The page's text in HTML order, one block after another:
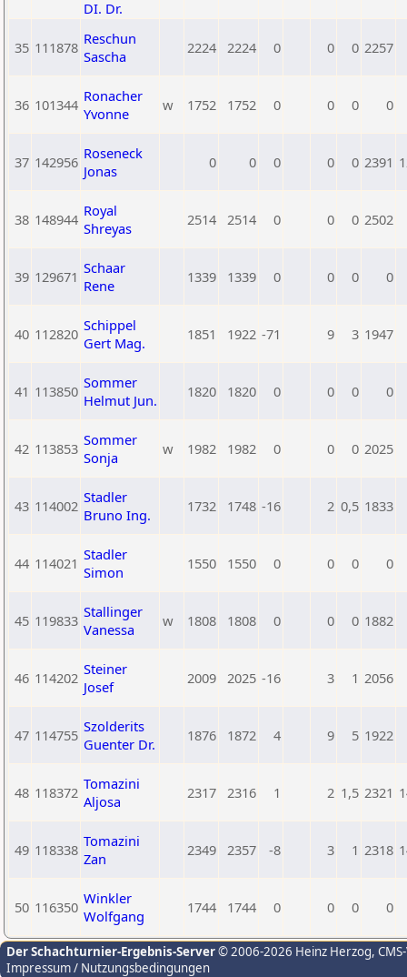
DI. Dr.
35 111878 Reschun
Sascha
2224 2224 0 0 0 2257
36 101344 Ronacher
Yvonne
w 1752 1752 0 0 0 0
37 142956 Roseneck
Jonas
0 0 0 0 0 2391
38 148944 Royal
Shreyas
2514 2514 0 0 0 2502
39 129671 Schaar
Rene
1339 1339 0 0 0 0
40 112820 Schippel
Gert Mag.
1851 1922 -71 9 3 1947
41 113850 Sommer
Helmut Jun.
1820 1820 0 0 0 0
42 113853 Sommer
Sonja
w 1982 1982 0 0 0 2025
43 114002 Stadler
Bruno Ing.
1732 1748 -16 2 0,5 1833
44 114021 Stadler
Simon
1550 1550 0 0 0 0
45 119833 Stallinger
Vanessa
w 1808 1808 0 0 0 1882
46 114202 Steiner
Josef
2009 2025 -16 3 1 2056
47 114755 Szolderits
Guenter Dr.
1876 1872 4 9 5 1922
48 118372 Tomazini
Aljosa
2317 2316 1 2 1,5 2321
49 118338 Tomazini
Zan
2349 2357 -8 3 1 2318
50 116350 Winkler
Wolfgang
1744 1744 0 0 0 0
Der Schachturnier-Ergebnis-Server© 2006-2026 Heinz Herzog,
Impressum / Nutzungsbedingungen